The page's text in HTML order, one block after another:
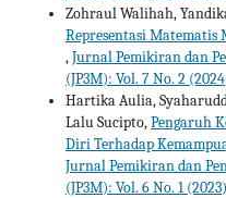
Zohraul Walihah,
Representasi Matematis
,Jurnal Pemikiran dan
(JP3M): Vol. 7 No. 2
Hartika Aulia,
Lalu Sucipto,Pengaruh
Diri Terhadap
Jurnal Pemikiran dan
(JP3M): Vol. 6 No. 1